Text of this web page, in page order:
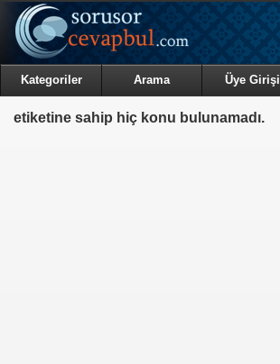
Kategoriler Arama Üye Girişi
etiketine sahip hiç konu bulunamadı.